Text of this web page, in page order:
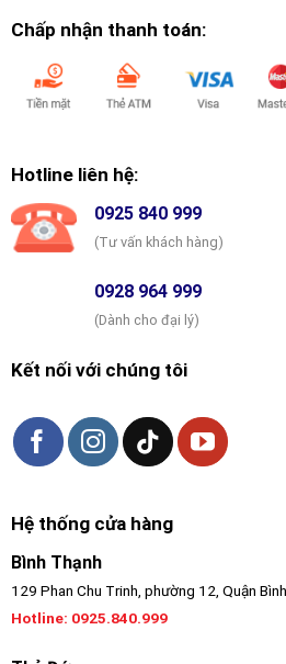
Chấp nhận thanh toán:
Hotline liên hệ:
0925 840 999
(Tư vấn khách hàng)
0928 964 999
(Dành cho đại lý)
Kết nối với chúng tôi
Hệ thống cửa hàng
Bình Thạnh
129 Phan Chu Trinh, phường 12, Quận
Hotline: 0925.840.999